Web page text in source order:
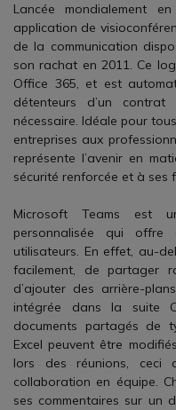
Lancée mondialement
application de
de la communication
son rachat en 2011. Ce
Office 365, et est
détenteurs d’un contrat
nécessaire. Idéale pour
entreprises aux
représente l’avenir en
sécurité renforcée et à ses
Microsoft Teams est
personnalisée qui
utilisateurs. En effet, au-
facilement, de partager
d’ajouter des arrière-
intégrée dans la suite
documents partagés de
Excel peuvent être
lors des réunions, ceci
collaboration en équipe.
ses commentaires sur un